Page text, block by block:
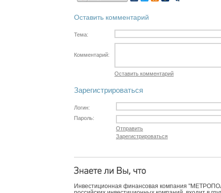
Оставить комментарий
Тема:
Комментарий:
Оставить комментарий
Зарегистрироваться
Логин:
Пароль:
Отправить
Зарегистрироваться
Инвестиционная финансовая компания